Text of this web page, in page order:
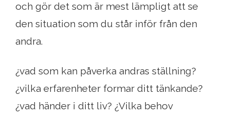
och gör det som är mest lämpligt att se
den situation som du står inför från den
andra.
¿vad som kan påverka andras ställning?
¿vilka erfarenheter formar ditt tänkande?
¿vad händer i ditt liv? ¿Vilka behov